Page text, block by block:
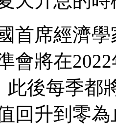
首席經濟
會將在
此後每季
回升到零